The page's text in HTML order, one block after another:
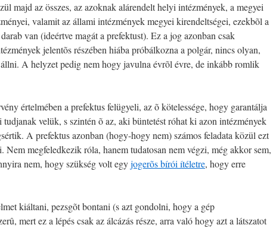
majd az összes, az azoknak alárendelt helyi intézmények, a megyei
valamit az állami intézmények megyei kirendeltségei, ezekbõl a
van (ideértve magát a prefektust). Ez a jog azonban csak
jelentõs részében hiába próbálkozna a polgár, nincs olyan,
A helyzet pedig nem hogy javulna évrõl évre, de inkább romlik
értelmében a prefektus felügyeli, az õ kötelessége, hogy garantálja
velük, s szintén õ az, aki büntetést róhat ki azon intézmények
A prefektus azonban (hogy-hogy nem) számos feladata közül ezt
Nem megfeledkezik róla, hanem tudatosan nem végzi, még akkor sem,
nem, hogy szükség volt egyjogerõs bírói ítéletre, hogy erre
kiáltani, pezsgõt bontani (s azt gondolni, hogy a gép
mert ez a lépés csak az álcázás része, arra való hogy azt a látszatot